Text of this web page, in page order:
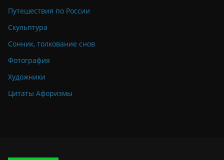
Путешествия по России
Скульптура
Сонник, толкование снов
Фотография
Художники
Цитаты Афоризмы